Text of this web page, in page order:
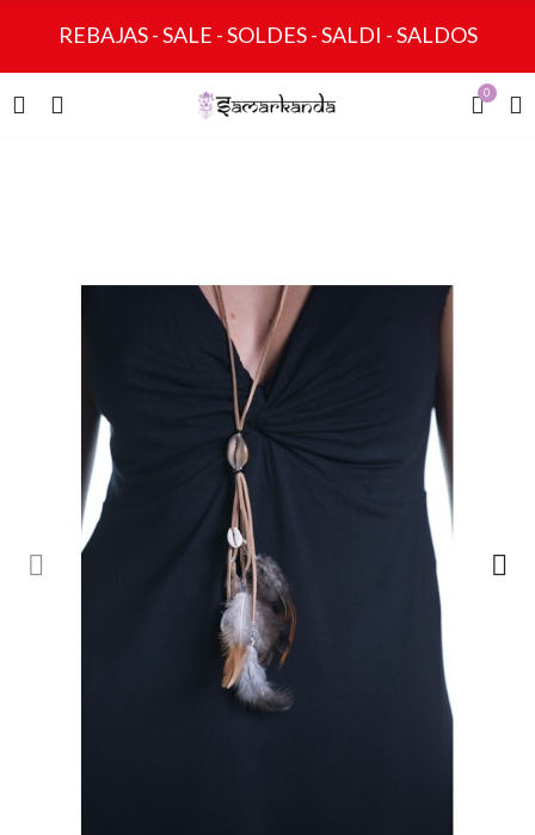
REBAJAS - SALE - SOLDES - SALDI - SALDOS
0